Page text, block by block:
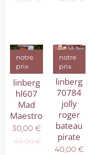
linberg
hl607
Mad
Maestro
notre
prix
30,00€
45,00€
linberg
70784
jolly
roger
bateau
pirate
notre
prix
40,00€